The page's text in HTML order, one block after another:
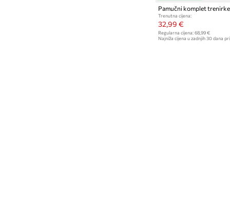
Trenutna cijena:
32,99 €
Regularna cijena: 68,99 €
Najniža cijena u zadnjih 30 dana